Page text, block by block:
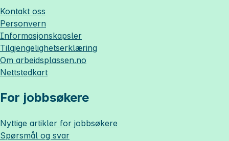
Kontakt oss
Personvern
Informasjonskapsler
Tilgjengelighetserklæring
Om arbeidsplassen.no
Nettstedkart
For jobbsøkere
Nyttige artikler for jobbsøkere
Spørsmål og svar